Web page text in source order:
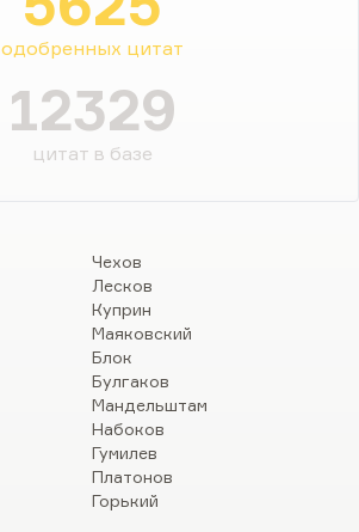
одобренных цитат
12329
цитат в базе
Чехов
Лесков
Куприн
Маяковский
Блок
Булгаков
Мандельштам
Набоков
Гумилев
Платонов
Горький